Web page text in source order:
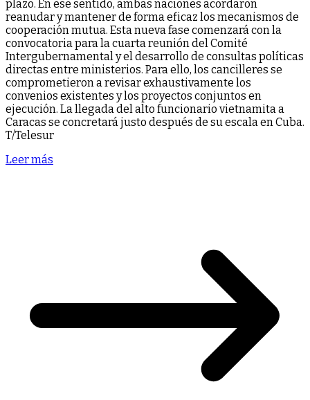
plazo. En ese sentido, ambas naciones acordaron
reanudar y mantener de forma eficaz los mecanismos de
cooperación mutua. Esta nueva fase comenzará con la
convocatoria para la cuarta reunión del Comité
Intergubernamental y el desarrollo de consultas políticas
directas entre ministerios. ​Para ello, los cancilleres se
comprometieron a revisar exhaustivamente los
convenios existentes y los proyectos conjuntos en
ejecución. ​La llegada del alto funcionario vietnamita a
Caracas se concretará justo después de su escala en Cuba.
T/Telesur
Leer más